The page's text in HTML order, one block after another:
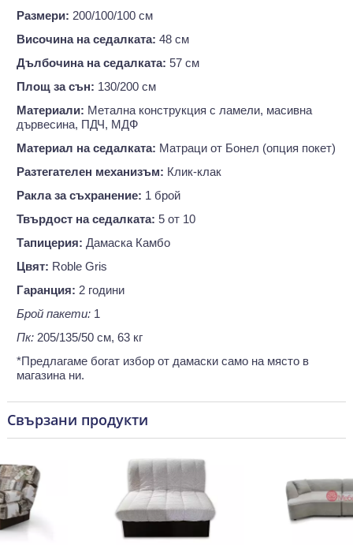
Размери: 200/100/100 см
Височина на седалката: 48 см
Дълбочина на седалката: 57 см
Площ за сън: 130/200 см
Материали: Метална конструкция с ламели, масивна
дървесина, ПДЧ, МДФ
Материал на седалката: Матраци от Бонел (опция покет)
Разтегателен механизъм: Клик-клак
Ракла за съхранение: 1 брой
Твърдост на седалката: 5 от 10
Тапицерия: Дамаска Камбо
Цвят: Roble Gris
Гаранция: 2 години
Брой пакети: 1
Пк: 205/135/50 см, 63 кг
*Предлагаме богат избор от дамаски само на място в
магазина ни.
Свързани продукти